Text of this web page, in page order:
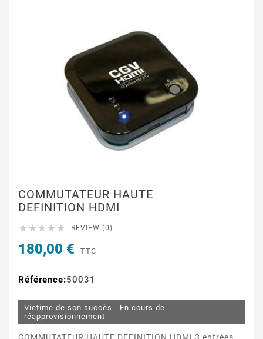
COMMUTATEUR HAUTE
DEFINITION HDMI
     REVIEW (0)
180,00 € TTC
Référence:50031
Victime de son succès - En cours de
réapprovisionnement